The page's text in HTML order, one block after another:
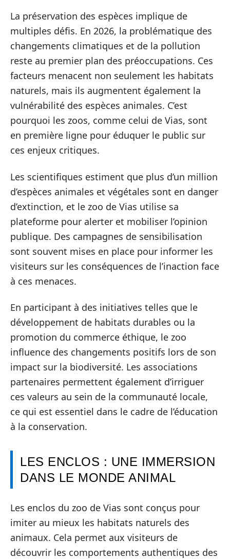
La préservation des espèces implique de
multiples défis. En 2026, la problématique des
changements climatiques et de la pollution
reste au premier plan des préoccupations. Ces
facteurs menacent non seulement les habitats
naturels, mais ils augmentent également la
vulnérabilité des espèces animales. C’est
pourquoi les zoos, comme celui de Vias, sont
en première ligne pour éduquer le public sur
ces enjeux critiques.
Les scientifiques estiment que plus d’un million
d’espèces animales et végétales sont en danger
d’extinction, et le zoo de Vias utilise sa
plateforme pour alerter et mobiliser l’opinion
publique. Des campagnes de sensibilisation
sont souvent mises en place pour informer les
visiteurs sur les conséquences de l’inaction face
à ces menaces.
En participant à des initiatives telles que le
développement de habitats durables ou la
promotion du commerce éthique, le zoo
influence des changements positifs lors de son
impact sur la biodiversité. Les associations
partenaires permettent également d’irriguer
ces valeurs au sein de la communauté locale,
ce qui est essentiel dans le cadre de l’éducation
à la conservation.
LES ENCLOS : UNE IMMERSION
DANS LE MONDE ANIMAL
Les enclos du zoo de Vias sont conçus pour
imiter au mieux les habitats naturels des
animaux. Cela permet aux visiteurs de
découvrir les comportements authentiques des